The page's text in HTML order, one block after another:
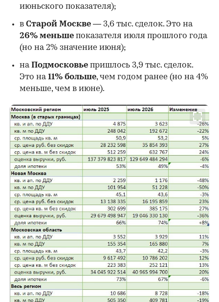
00:00 / 00:00
июньского показателя);
в Старой Москве — 3,6 тыс. сделок. Это на
26% меньше показателя июля прошлого года
(но на 2% значение июня);
наПодмосковье пришлось 3,9 тыс. сделок.
Это на11% больше, чем годом ранее (но на 4%
меньше, чем в июне).